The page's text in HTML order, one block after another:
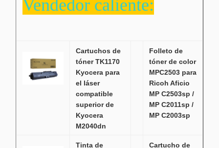
Vendedor caliente:
Cartuchos de
tóner TK1170
Kyocera para
el láser
compatible
superior de
Kyocera
M2040dn
Folleto de
tóner de color
MPC2503 para
Ricoh Aficio
MP C2503sp /
MP C2011sp /
MP C2003sp
Tinta de
Cartucho de